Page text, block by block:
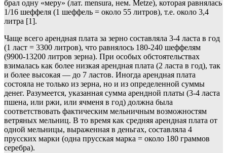
брал одну «меру» (лат. mensura, нем. Metze), которая равнялась
1/16 шеффеля (1 шеффель = около 55 литров), т.е. около 3,4
литра [1].
Чаще всего арендная плата за зерно составляла 3-4 ласта в год
(1 ласт = 3300 литров), что равнялось 180-240 шеффелям
(9900-13200 литров зерна). При особых обстоятельствах
взималась как более низкая арендная плата (2 ласта в год), так
и более высокая — до 7 ластов. Иногда арендная плата
состояла не только из зерна, но и из определенной суммы
денег. Разумеется, указанная сумма арендной платы (3-4 ласта
пшена, или ржи, или ячменя в год) должна была
соответствовать фактическим мельничным возможностям
ветряных мельниц. В то время как средняя арендная плата от
одной мельницы, выраженная в деньгах, составляла 4
прусских марки (одна прусская марка = около 180 граммов
серебра).